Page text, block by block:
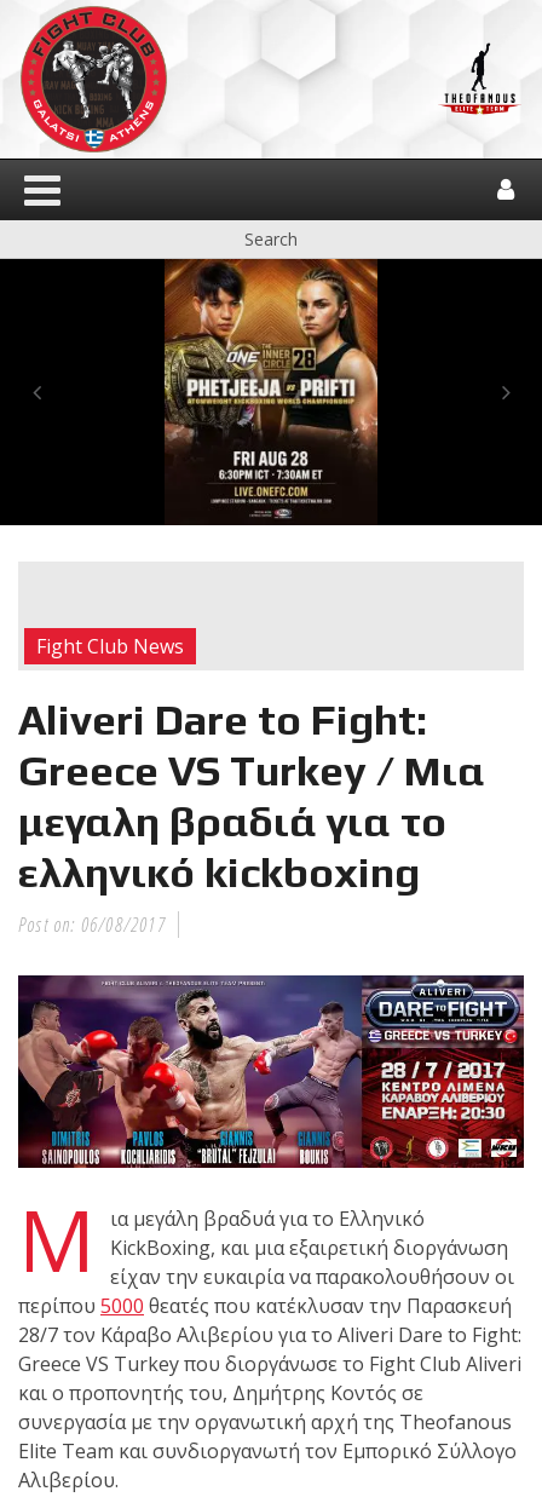
Η Αντωνία
Πρίφτη στο
και πιο
δύσκολο
αγώνα της καριέρας της,
διεκδικεί τον 6ο
παγκόσμιο τίτλο της
απέναντι στην Phetjeeja
για το ONE Atomweight
Kickboxing World
Νέα
επίσημα T-
shirts του
Ιωάννη
Θεοφάνους
με την υποστήριξη της
Οι αθλητές
του Fight
Club Galatsi
ολοκλήρωσαν με επιτυχία
τις καλοκαιρινές
εξετάσεις έγχρωμων
ζωνών!
Fight Club News
Aliveri Dare to Fight:
Greece VS Turkey / Μια
μεγαλη βραδιά για το
ελληνικό kickboxing
Post on: 06/08/2017
Μ
ια μεγάλη βραδυά για το Ελληνικό
KickBoxing, και μια εξαιρετική διοργάνωση
είχαν την ευκαιρία να παρακολουθήσουν οι
περίπου 5000 θεατές που κατέκλυσαν την Παρασκευή
28/7 τον Κάραβο Αλιβερίου για το Aliveri Dare to Fight:
Greece VS Turkey που διοργάνωσε το Fight Club Aliveri
και ο προπονητής του, Δημήτρης Κοντός σε
συνεργασία με την οργανωτική αρχή της Theofanous
Elite Team και συνδιοργανωτή τον Εμπορικό Σύλλογο
Αλιβερίου.